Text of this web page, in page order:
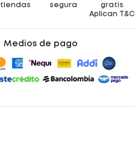
tiendas
segura
gratis
Aplican T&C
Medios de pago